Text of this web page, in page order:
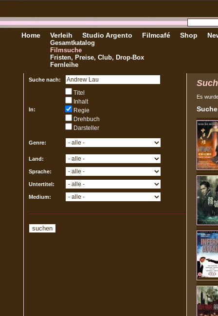
Home Verleih
Gesamtkatalog
Filmsuche
Fristen, Preise, Club, Drop-Box
Fernleihe
Studio Argento Filmcafé Shop
Suche nach:
In:
Titel
Inhalt
Regie
Drehbuch
Darsteller
Genre:
Land:
Sprache:
Untertitel:
Medium:
Es